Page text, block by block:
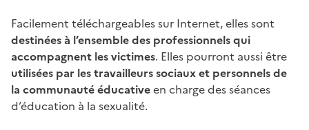
Facilement téléchargeables sur Internet, elles sont
destinées à l’ensemble des professionnelsqui
accompagnent les victimes. Elles pourront aussi être
utilisées par les travailleurs sociaux et personnels de
la communauté éducativeen charge des séances
d’éducation à la sexualité.